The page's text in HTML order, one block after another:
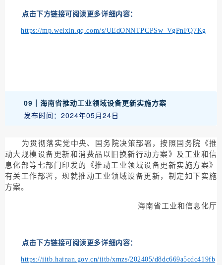
点击下方链接可阅读更多详细内容：
https://mp.weixin.qq.com/s/UEdONNTPCPSw_VgPnFQ7Kg
09｜ 海南省推动工业领域设备更新实施方案
发布时间：2024年05月24日
为贯彻落实党中央、国务院决策部署，按照国务院《推
动大规模设备更新和消费品以旧换新行动方案》及工业和信
息化部等七部门印发的《推动工业领域设备更新实施方案》
有关工作部署，现就推动工业领域设备更新，制定如下实施
方案。
海南省工业和信息化厅
点击下方链接可阅读更多详细内容：
https://iitb.hainan.gov.cn/iitb/xmzs/202405/d8dc669a5cdc419fb